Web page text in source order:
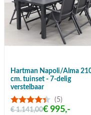
Hartman Napoli/Alma
cm. tuinset - 7-delig
verstelbaar
(5)
€ 1.141,00€ 995,-